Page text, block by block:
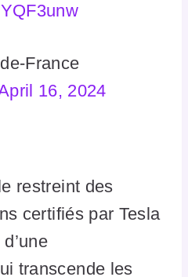
France
16, 2024
restreint des
certifiés par Tesla
transcende les